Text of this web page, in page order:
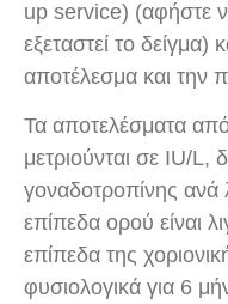
up service) (αφήστε
εξεταστεί το
αποτέλεσμα και την
Τα αποτελέσματα
μετριούνται σε IU/L,
γοναδοτροπίνης ανά
επίπεδα ορού είναι
επίπεδα της
φυσιολογικά για 6